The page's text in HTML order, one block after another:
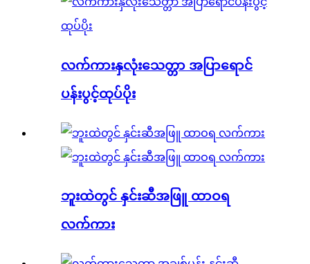
လက်ကားနှလုံးသေတ္တာ အပြာရောင်
ပန်းပွင့်ထုပ်ပိုး
ဘူးထဲတွင် နှင်းဆီအဖြူ ထာဝရ
လက်ကား